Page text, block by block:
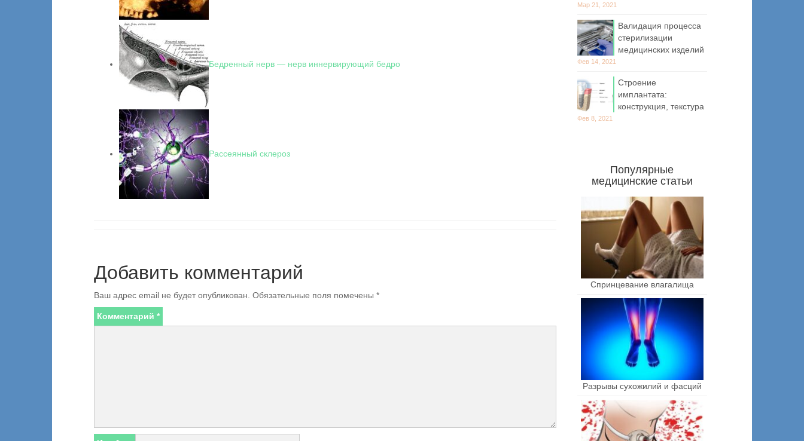
Бедренный нерв — нерв иннервирующий бедро
Рассеянный склероз
Добавить комментарий
Ваш адрес email не будет опубликован. Обязательные поля помечены *
Комментарий *
Мар 21, 2021
Валидация процесса
стерилизации
медицинских изделий
Фев 14, 2021
Строение
имплантата:
конструкция, текстура
Фев 8, 2021
Популярные
медицинские статьи
Спринцевание влагалища
Разрывы сухожилий и фасций